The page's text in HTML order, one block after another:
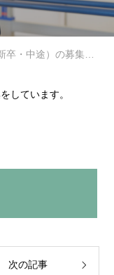
の募集をしています。
しています。
次の記事